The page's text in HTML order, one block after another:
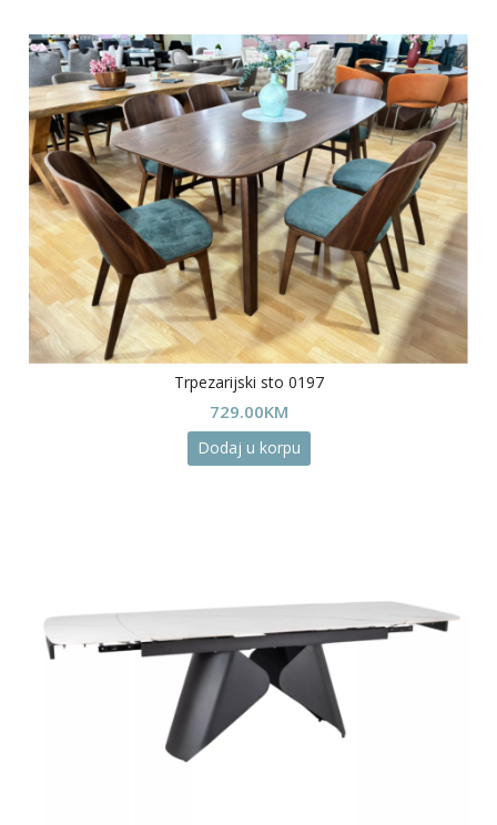
Trpezarijski sto 0197
729.00KM
Dodaj u korpu